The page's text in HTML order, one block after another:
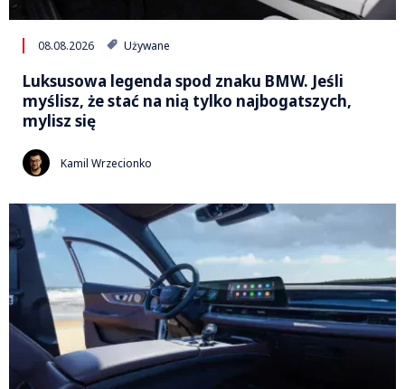
08.08.2026 Używane
Luksusowa legenda spod znaku BMW. Jeśli
myślisz, że stać na nią tylko najbogatszych,
mylisz się
Kamil Wrzecionko